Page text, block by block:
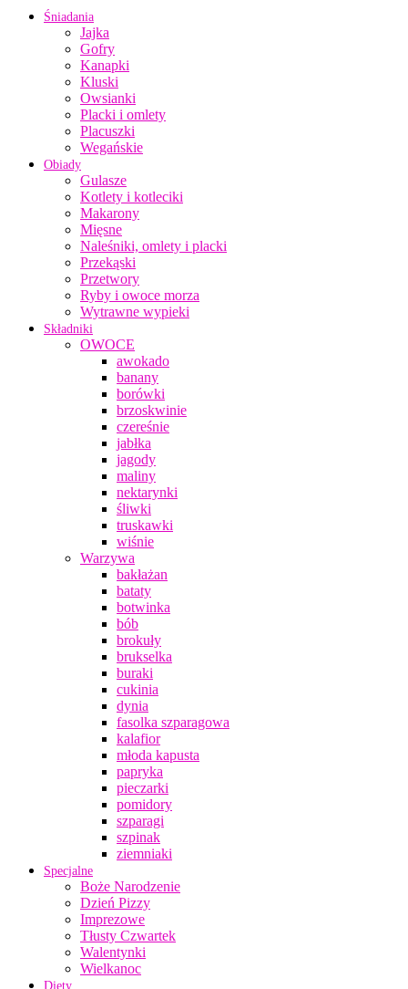
Śniadania
Jajka
Gofry
Kanapki
Kluski
Owsianki
Placki i omlety
Placuszki
Wegańskie
Obiady
Gulasze
Kotlety i kotleciki
Makarony
Mięsne
Naleśniki, omlety i placki
Przekąski
Przetwory
Ryby i owoce morza
Wytrawne wypieki
Składniki
OWOCE
awokado
banany
borówki
brzoskwinie
czereśnie
jabłka
jagody
maliny
nektarynki
śliwki
truskawki
wiśnie
Warzywa
bakłażan
bataty
botwinka
bób
brokuły
brukselka
buraki
cukinia
dynia
fasolka szparagowa
kalafior
młoda kapusta
papryka
pieczarki
pomidory
szparagi
szpinak
ziemniaki
Specjalne
Boże Narodzenie
Dzień Pizzy
Imprezowe
Tłusty Czwartek
Walentynki
Wielkanoc
Diety